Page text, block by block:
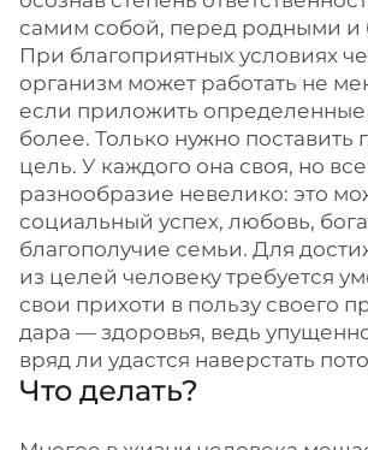
самим собой, перед родными и
При благоприятных условиях
организм может работать не
если приложить определенные
более. Только нужно поставить
цель. У каждого она своя, но
разнообразие невелико: это
социальный успех, любовь,
благополучие семьи. Для
из целей человеку требуется
свои прихоти в пользу своего
дара — здоровья, ведь
вряд ли удастся наверстать
Что делать?